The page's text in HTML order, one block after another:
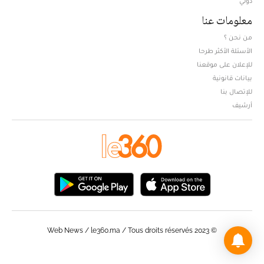
معلومات عنا
من نحن ؟
الأسئلة الأكثر طرحا
للإعلان على موقعنا
بيانات قانونية
للإتصال بنا
أرشيف
© Web News / le360.ma / Tous droits réservés 2023